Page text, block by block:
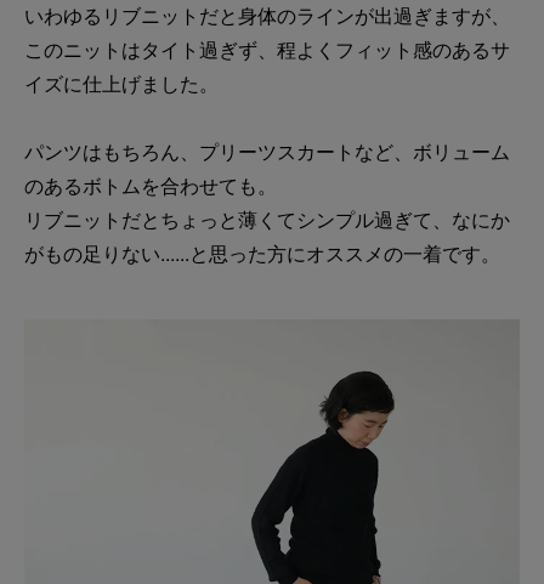
いわゆるリブニットだと身体のラインが出過ぎますが、
このニットはタイト過ぎず、程よくフィット感のあるサ
イズに仕上げました。
パンツはもちろん、プリーツスカートなど、ボリューム
のあるボトムを合わせても。
リブニットだとちょっと薄くてシンプル過ぎて、なにか
がもの足りない......と思った方にオススメの一着です。